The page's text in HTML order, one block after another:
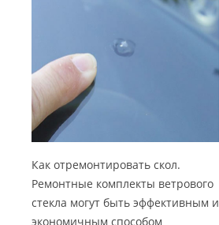
Как отремонтировать скол.
Ремонтные комплекты ветрового
стекла могут быть эффективным и
экономичным способом